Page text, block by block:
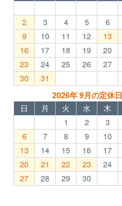
2
3 4 5 6
9
10 11 12 13
16
17 18 19 20
23
24 25 26 27
30
31
2026年 9月の定休日
日
月 火 水 木
1
2 3
6
7 8 9 10
13
14 15 16 17
20
21 22 23 24
27
28 29 30